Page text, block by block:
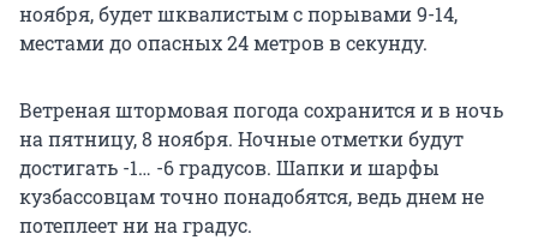
ноября, будет шквалистым с порывами 9-14,
местами до опасных 24 метров в секунду.
Ветреная штормовая погода сохранится и в ночь
на пятницу, 8 ноября. Ночные отметки будут
достигать -1… -6 градусов. Шапки и шарфы
кузбассовцам точно понадобятся, ведь днем не
потеплеет ни на градус.